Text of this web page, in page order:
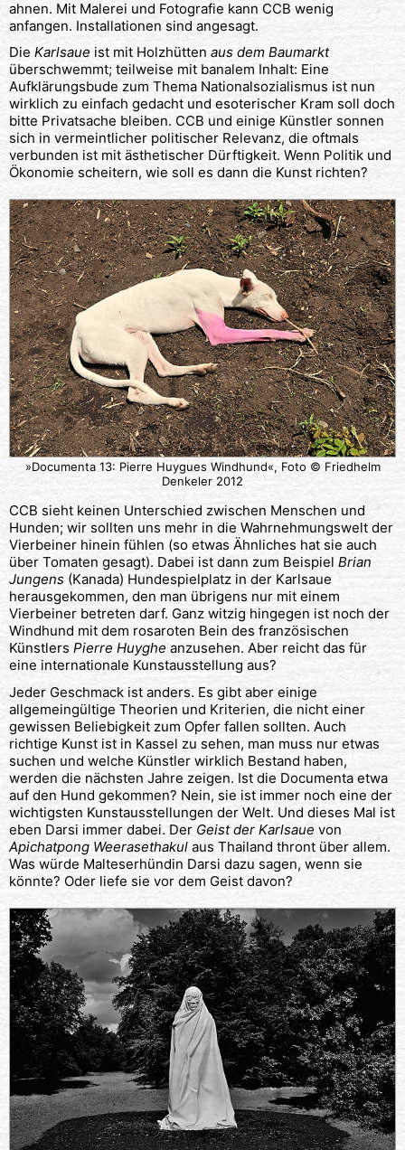
ahnen. Mit Malerei und Fotografie kann CCB wenig
anfangen. Installationen sind angesagt.
Die Karlsaue ist mit Holzhütten aus dem Baumarkt
überschwemmt; teilweise mit banalem Inhalt: Eine
Aufklärungsbude zum Thema Nationalsozialismus ist nun
wirklich zu einfach gedacht und esoterischer Kram soll doch
bitte Privatsache bleiben. CCB und einige Künstler sonnen
sich in vermeintlicher politischer Relevanz, die oftmals
verbunden ist mit ästhetischer Dürftigkeit. Wenn Politik und
Ökonomie scheitern, wie soll es dann die Kunst richten?
»Documenta 13: Pierre Huygues Windhund«, Foto © Friedhelm
Denkeler 2012
CCB sieht keinen Unterschied zwischen Menschen und
Hunden; wir sollten uns mehr in die Wahrnehmungswelt der
Vierbeiner hinein fühlen (so etwas Ähnliches hat sie auch
über Tomaten gesagt). Dabei ist dann zum Beispiel Brian
Jungens (Kanada) Hundespielplatz in der Karlsaue
herausgekommen, den man übrigens nur mit einem
Vierbeiner betreten darf. Ganz witzig hingegen ist noch der
Windhund mit dem rosaroten Bein des französischen
Künstlers Pierre Huyghe anzusehen. Aber reicht das für
eine internationale Kunstausstellung aus?
Jeder Geschmack ist anders. Es gibt aber einige
allgemeingültige Theorien und Kriterien, die nicht einer
gewissen Beliebigkeit zum Opfer fallen sollten. Auch
richtige Kunst ist in Kassel zu sehen, man muss nur etwas
suchen und welche Künstler wirklich Bestand haben,
werden die nächsten Jahre zeigen. Ist die Documenta etwa
auf den Hund gekommen? Nein, sie ist immer noch eine der
wichtigsten Kunstausstellungen der Welt. Und dieses Mal ist
eben Darsi immer dabei. Der Geist der Karlsaue von
Apichatpong Weerasethakul aus Thailand thront über allem.
Was würde Malteserhündin Darsi dazu sagen, wenn sie
könnte? Oder liefe sie vor dem Geist davon?